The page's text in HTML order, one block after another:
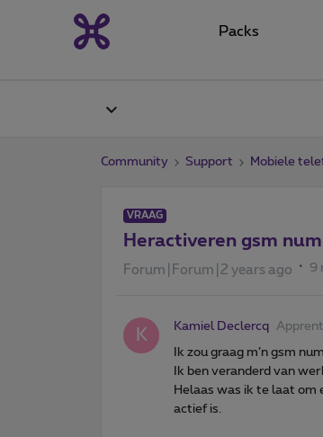
Packs
Community Support Mobiele
VRAAG
Heractiveren gsm
Forum|Forum|2 years ago 9
K Kamiel Declercq
Ik zou graag m’n gsm
Ik ben veranderd van
Helaas was ik te laat
actief is.